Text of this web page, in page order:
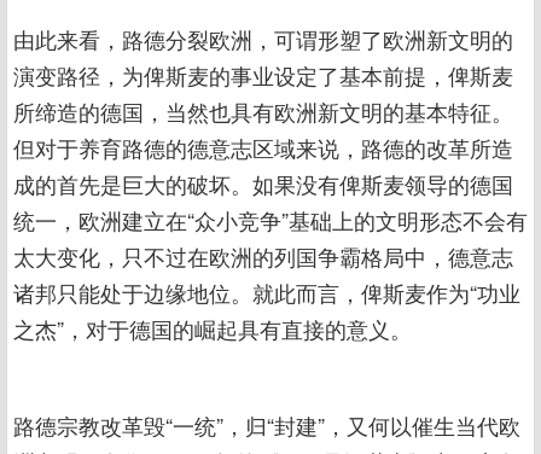
由此来看，路德分裂欧洲，可谓形塑了欧洲新文明的
演变路径，为俾斯麦的事业设定了基本前提，俾斯麦
所缔造的德国，当然也具有欧洲新文明的基本特征。
但对于养育路德的德意志区域来说，路德的改革所造
成的首先是巨大的破坏。如果没有俾斯麦领导的德国
统一，欧洲建立在“众小竞争”基础上的文明形态不会有
太大变化，只不过在欧洲的列国争霸格局中，德意志
诸邦只能处于边缘地位。就此而言，俾斯麦作为“功业
之杰”，对于德国的崛起具有直接的意义。
路德宗教改革毁“一统”，归“封建”，又何以催生当代欧